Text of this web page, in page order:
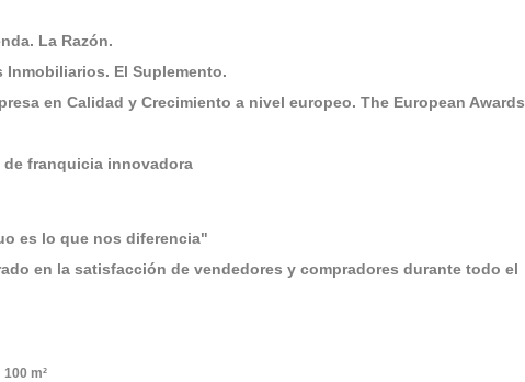
La Razón.
El Suplemento.
en Calidad y Crecimiento a nivel europeo. The European Awards
de franquicia innovadora
es lo que nos diferencia"
en la satisfacción de vendedores y compradores durante todo el
100 m²